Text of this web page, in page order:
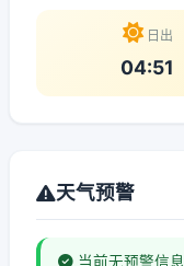
日出
04:51
天气预警
当前无预警信息